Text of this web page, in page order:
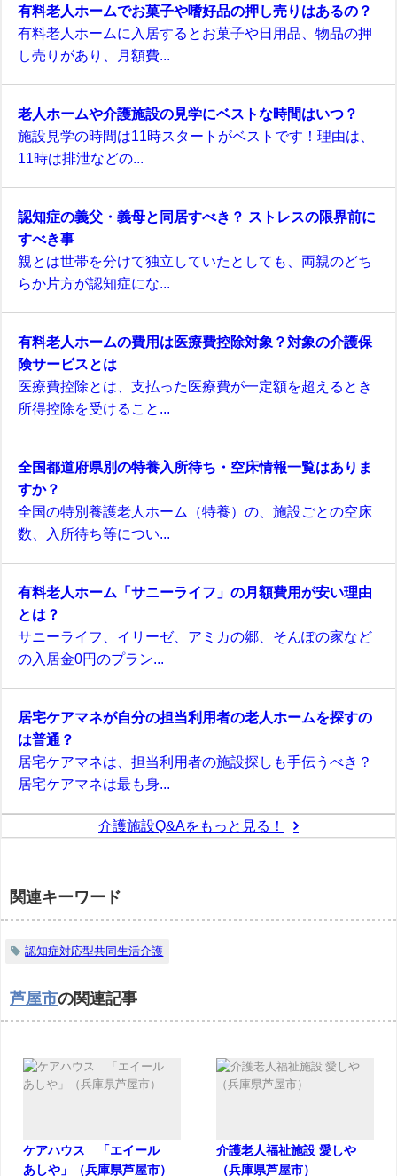
有料老人ホームでお菓子や嗜好品の押し売りはあるの？
有料老人ホームに入居するとお菓子や日用品、物品の押
し売りがあり、月額費...
老人ホームや介護施設の見学にベストな時間はいつ？
施設見学の時間は11時スタートがベストです！理由は、
11時は排泄などの...
認知症の義父・義母と同居すべき？ ストレスの限界前に
すべき事
親とは世帯を分けて独立していたとしても、両親のどち
らか片方が認知症にな...
有料老人ホームの費用は医療費控除対象？対象の介護保
険サービスとは
医療費控除とは、支払った医療費が一定額を超えるとき
所得控除を受けること...
全国都道府県別の特養入所待ち・空床情報一覧はありま
すか？
全国の特別養護老人ホーム（特養）の、施設ごとの空床
数、入所待ち等につい...
有料老人ホーム「サニーライフ」の月額費用が安い理由
とは？
サニーライフ、イリーゼ、アミカの郷、そんぽの家など
の入居金0円のプラン...
居宅ケアマネが自分の担当利用者の老人ホームを探すの
は普通？
居宅ケアマネは、担当利用者の施設探しも手伝うべき？
居宅ケアマネは最も身...
介護施設Q&Aをもっと見る！
関連キーワード
認知症対応型共同生活介護
芦屋市の関連記事
ケアハウス 「エイール
あしや」（兵庫県芦屋市）
介護老人福祉施設 愛しや
（兵庫県芦屋市）